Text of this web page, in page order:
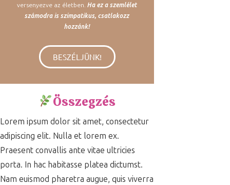
versenyezve az életben. Ha ez a szemlélet
számodra is szimpatikus, csatlakozz
hozzánk!
BESZÉLJÜNK!
Összegzés
Lorem ipsum dolor sit amet, consectetur
adipiscing elit. Nulla et lorem ex.
Praesent convallis ante vitae ultricies
porta. In hac habitasse platea dictumst.
Nam euismod pharetra augue, quis viverra